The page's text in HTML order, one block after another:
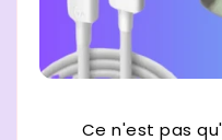
Ce n'est pas